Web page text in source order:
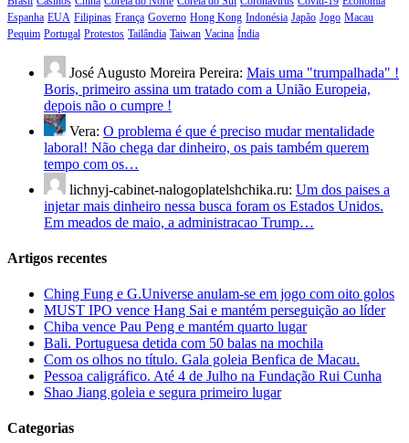
Espanha EUA Filipinas França Governo Hong Kong Indonésia Japão Jogo Macau
Pequim Portugal Protestos Tailândia Taiwan Vacina Índia
José Augusto Moreira Pereira: Mais uma "trumpalhada" !
Boris, primeiro assina um tratado com a União Europeia,
depois não o cumpre !
Vera: O problema é que é preciso mudar mentalidade
laboral! Não chega dar dinheiro, os pais também querem
tempo com os…
lichnyj-cabinet-nalogoplatelshchika.ru: Um dos paises a
injetar mais dinheiro nessa busca foram os Estados Unidos.
Em meados de maio, a administracao Trump…
Artigos recentes
Ching Fung e G.Universe anulam-se em jogo com oito golos
MUST IPO vence Hang Sai e mantém perseguição ao líder
Chiba vence Pau Peng e mantém quarto lugar
Bali. Portuguesa detida com 50 balas na mochila
Com os olhos no título. Gala goleia Benfica de Macau.
Pessoa caligráfico. Até 4 de Julho na Fundação Rui Cunha
Shao Jiang goleia e segura primeiro lugar
Categorias